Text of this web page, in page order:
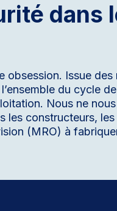
dans
Issue des
du cycle
Nous ne
les constructeurs,
(MRO) à